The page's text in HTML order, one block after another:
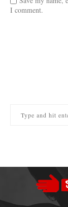
I comment.